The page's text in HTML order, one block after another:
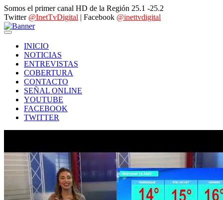
Somos el primer canal HD de la Región 25.1 -25.2
Twitter @InetTvDigital | Facebook @inettvdigital
INICIO
NOTICIAS
ENTREVISTAS
COBERTURA
CONTACTO
SEÑAL ONLINE
YOUTUBE
FACEBOOK
TWITTER